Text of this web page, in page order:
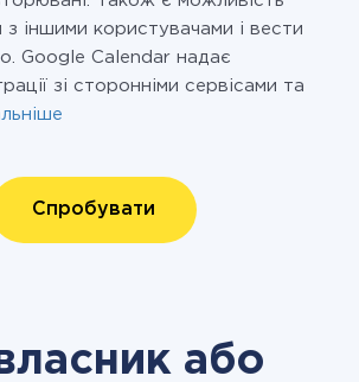
з іншими користувачами і вести
Google Calendar надає
зі сторонніми сервісами та
Спробувати
або